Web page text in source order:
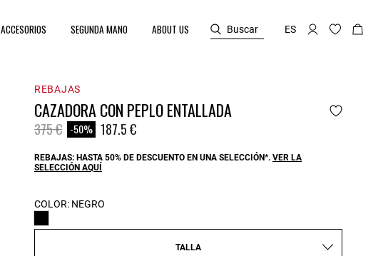
ACCESORIOS SEGUNDA MANO ABOUT US Buscar ES
REBAJAS
CAZADORA CON PEPLO ENTALLADA
Price reduced from
375 €to-50% 187.5 €
REBAJAS: HASTA 50% DE DESCUENTO EN UNA SELECCIÓN*. VER LA
SELECCIÓN AQUÍ
COLOR: NEGRO
TALLA